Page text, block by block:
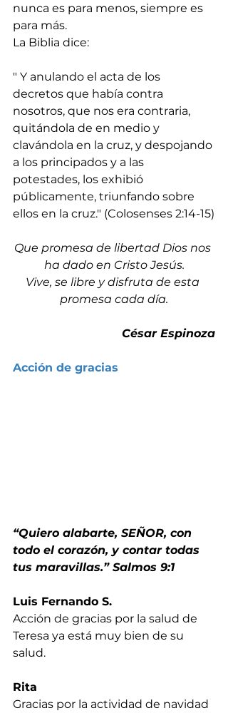
nunca es para menos, siempre es
para más.
La Biblia dice:
" Y anulando el acta de los
decretos que había contra
nosotros, que nos era contraria,
quitándola de en medio y
clavándola en la cruz, y despojando
a los principados y a las
potestades, los exhibió
públicamente, triunfando sobre
ellos en la cruz." (Colosenses 2:14-15)
Que promesa de libertad Dios nos
ha dado en Cristo Jesús.
Vive, se libre y disfruta de esta
promesa cada día.
César Espinoza
Acción de gracias
“Quiero alabarte, SEÑOR, con
todo el corazón, y contar todas
tus maravillas.” Salmos 9:1
Luis Fernando S.
Acción de gracias por la salud de
Teresa ya está muy bien de su
salud.
Rita
Gracias por la actividad de navidad